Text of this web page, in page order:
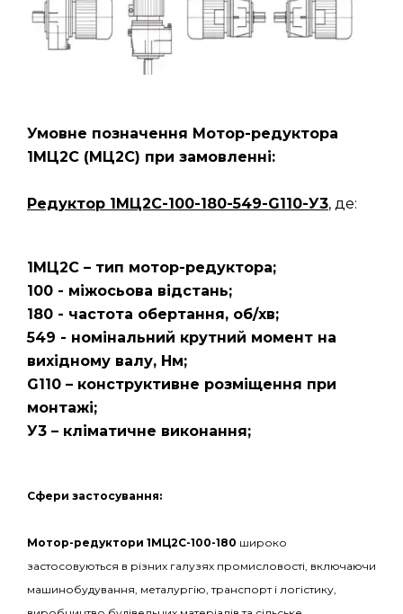
Умовне позначення Мотор-редуктора
1МЦ2С (МЦ2С) при замовленні:
Редуктор 1МЦ2С-100-180-549-G110-У3, де:
1МЦ2С – тип мотор-редуктора;
100 - міжосьова відстань;
180 - частота обертання, об/хв;
549 - номінальний крутний момент на
вихідному валу, Нм;
G110 – конструктивне розміщення при
монтажі;
У3 – кліматичне виконання;
Сфери застосування:
Мотор-редуктори 1МЦ2С-100-180 широко
застосовуються в різних галузях промисловості, включаючи
машинобудування, металургію, транспорт і логістику,